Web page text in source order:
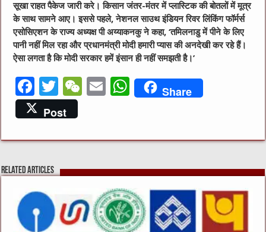
सूखा राहत पैकेज जारी करे। किसान जंतर-मंतर में प्लास्टिक की बोतलों में मूत्र
के साथ सामने आए। इससे पहले, नेशनल साउथ इंडियन रिवर लिंकिंग फॉर्मर्स
एसोसिएशन के राज्य अध्यक्ष पी अय्याकनकु ने कहा, ‘तमिलनाडु में पीने के लिए
पानी नहीं मिल रहा और प्रधानमंत्री मोदी हमारी प्यास की अनदेखी कर रहे हैं।
ऐसा लगता है कि मोदी सरकार हमें इंसान ही नहीं समझती है।’
F
a
c
e
b
o
o
k
T
w
it
te
W
h
E
l
W
s
p
p
Share
Post
Related Articles